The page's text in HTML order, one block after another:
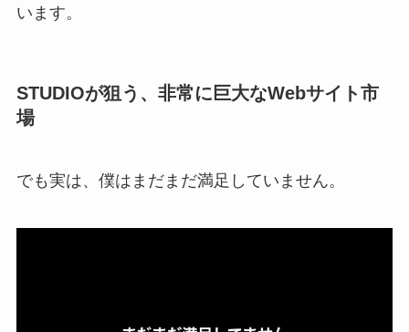
います。
STUDIOが狙う、非常に巨大なWebサイト市
場
でも実は、僕はまだまだ満足していません。